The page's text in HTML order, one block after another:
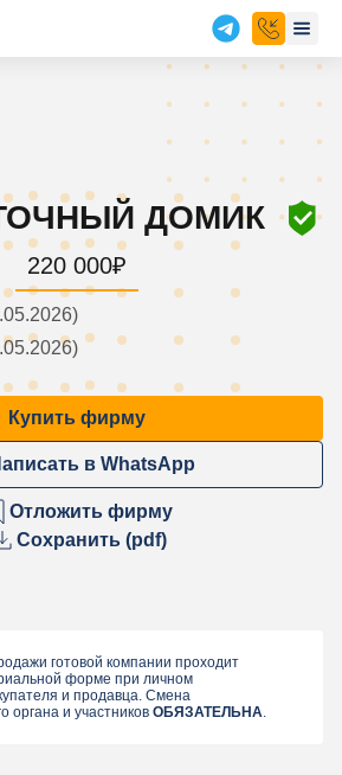
ДОМИК
220 000₽
Купить фирму
в WhatsApp
Отложить фирму
Сохранить (pdf)
готовой компании проходит
форме при личном
и продавца. Смена
органа и участников ОБЯЗАТЕЛЬНА.